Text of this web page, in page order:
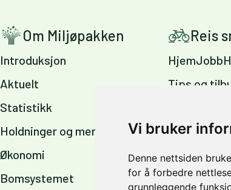
Vi bruker
Denne nettsiden
for å forbedre
grunnleggende
Om Miljøpakken
Introduksjon
Aktuelt
Statistikk
Holdninger og meninger
Økonomi
Bomsystemet
Reis
Tips og
sommer og